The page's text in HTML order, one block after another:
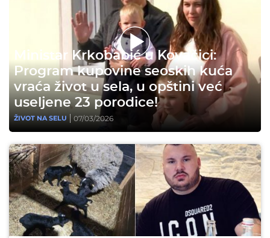
Ministar Krkobabić u Kovačici:
Program kupovine seoskih kuća
vraća život u sela, u opštini već
useljene 23 porodice!
ŽIVOT NA SELU 07/03/2026